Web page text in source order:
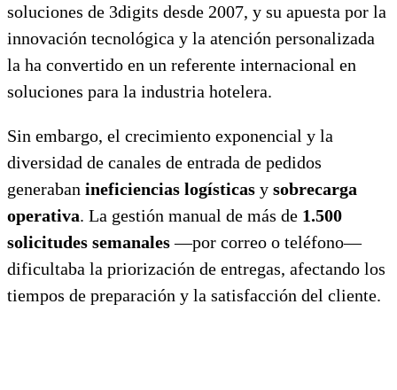
soluciones de 3digits desde 2007, y su apuesta por la
innovación tecnológica y la atención personalizada
la ha convertido en un referente internacional en
soluciones para la industria hotelera.
Sin embargo, el crecimiento exponencial y la
diversidad de canales de entrada de pedidos
generaban ineficiencias logísticas y sobrecarga
operativa. La gestión manual de más de 1.500
solicitudes semanales—por correo o teléfono—
dificultaba la priorización de entregas, afectando los
tiempos de preparación y la satisfacción del cliente.